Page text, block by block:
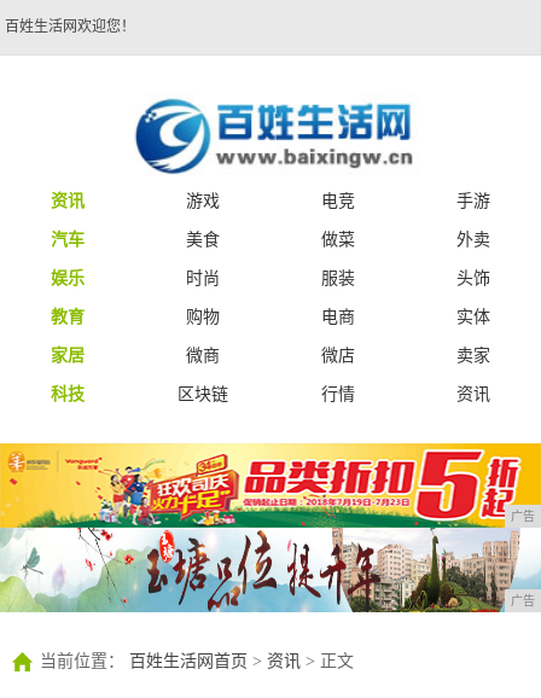
百姓生活网欢迎您！
资讯 游戏 电竞
手游
汽车
美食 做菜
外卖
娱乐
时尚 服装
头饰
教育
购物 电商
实体
家居
微商 微店
卖家
科技
区块链 行情 资讯
广告
广告
当前位置： 百姓生活网首页 > 资讯 > 正文